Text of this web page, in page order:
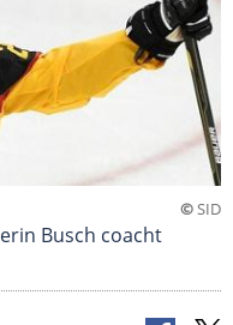
©SID
Busch coacht